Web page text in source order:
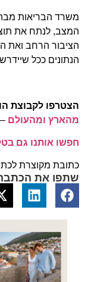
משרד הבריאות
המצב, לנתח את
הציבור הרחב ואת
הנתונים ככל
הצטרפו לקבוצת
מהארץ ומהעולם –
חפשו אותנו גם
כתובת מקוצרת
שתפו את